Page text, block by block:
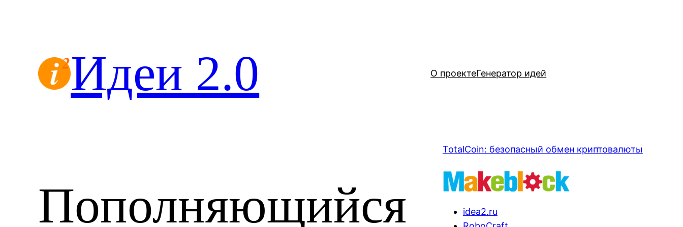
Идеи 2.0 О проектеГенератор идей
Пополняющийся
TotalCoin: безопасный обмен криптовалюты
idea2.ru